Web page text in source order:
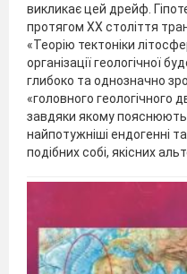
викликає цей дрейф.
протягом ХХ століття
«Теорію тектоніки
організації геологічної
глибоко та однозначно
«головного геологічного
завдяки якому
найпотужніші ендогенні
подібних собі, якісних